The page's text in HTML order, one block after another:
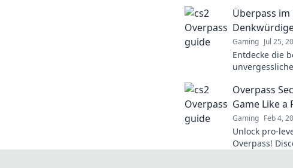
Überpass im
Gaming Jul 25,
Entdecke die
und
Overpass
Game Like a
Gaming Feb 4,
Unlock pro-
Overpass!